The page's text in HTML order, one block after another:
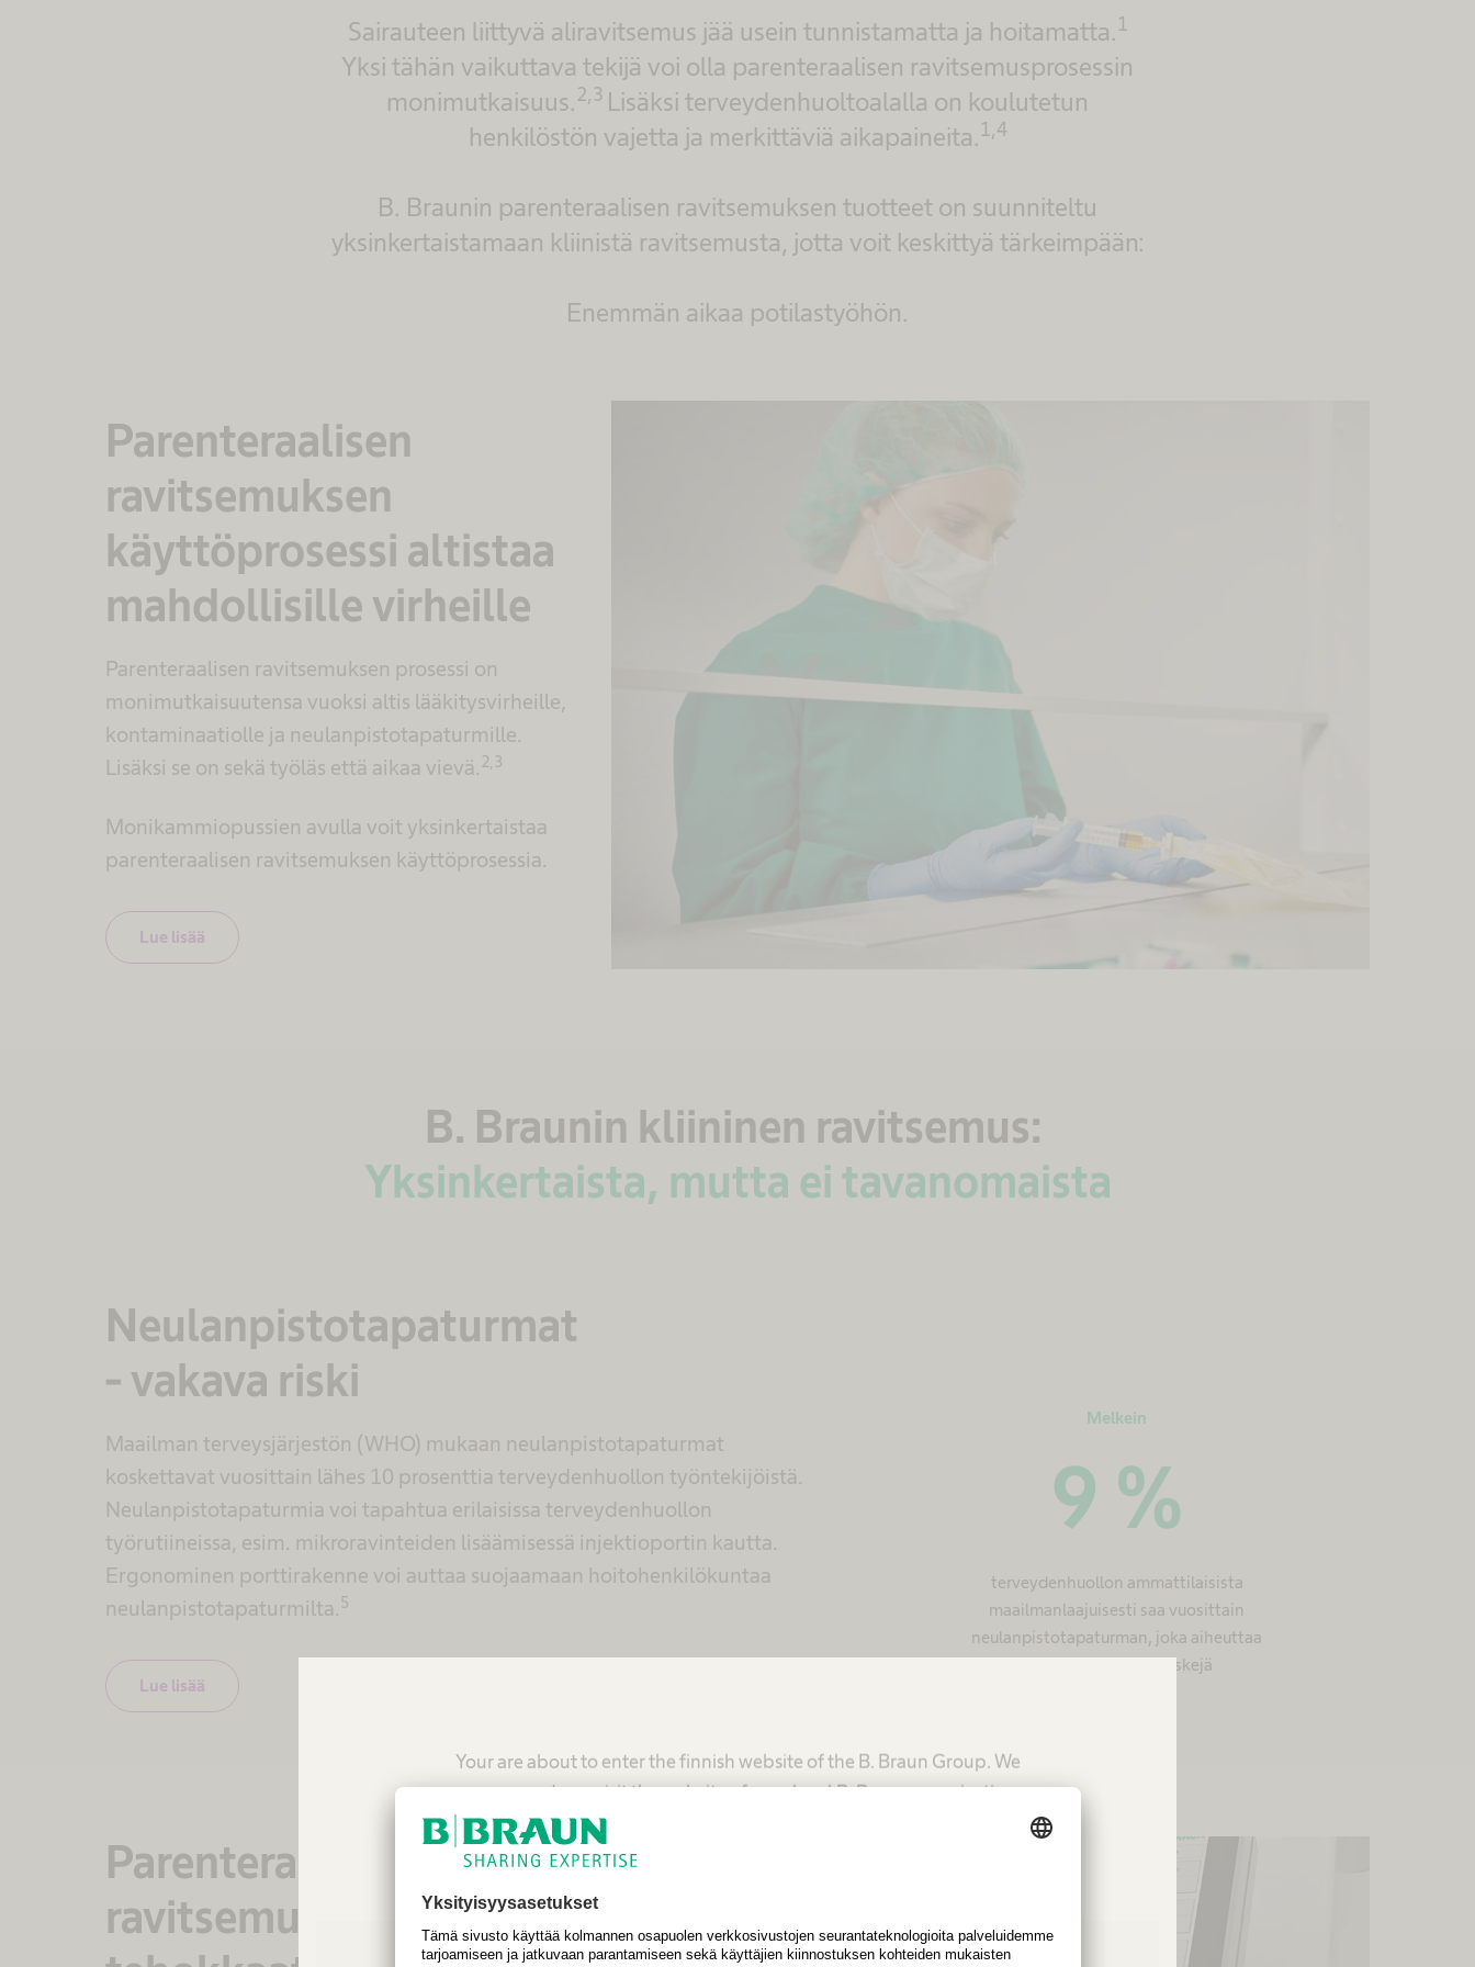
Your are about to enter the finnish website of the B. Braun Group. We
recommend you visit the website of your local B. Braun organization.
Sairauteen liittyvä aliravitsemus jää usein tunnistamatta ja hoitamatta. 1
Yksi tähän vaikuttava tekijä voi olla parenteraalisen ravitsemusprosessin
monimutkaisuus. 2,3 Lisäksi terveydenhuoltoalalla on koulutetun
henkilöstön vajetta ja merkittäviä aikapaineita. 1,4
B. Braunin parenteraalisen ravitsemuksen tuotteet on suunniteltu
yksinkertaistamaan kliinistä ravitsemusta, jotta voit keskittyä tärkeimpään:
Enemmän aikaa potilastyöhön.
Parenteraalisen
ravitsemuksen
käyttöprosessi altistaa
mahdollisille virheille
Parenteraalisen ravitsemuksen prosessi on
monimutkaisuutensa vuoksi altis lääkitysvirheille,
kontaminaatiolle ja neulanpistotapaturmille.
Lisäksi se on sekä työläs että aikaa vievä. 2,3
Monikammiopussien avulla voit yksinkertaistaa
parenteraalisen ravitsemuksen käyttöprosessia.
Lue lisää
B. Braunin kliininen ravitsemus:
Yksinkertaista, mutta ei tavanomaista
Neulanpistotapaturmat
- vakava riski
Maailman terveysjärjestön (WHO) mukaan neulanpistotapaturmat
koskettavat vuosittain lähes 10 prosenttia terveydenhuollon työntekijöistä.
Neulanpistotapaturmia voi tapahtua erilaisissa terveydenhuollon
työrutiineissa, esim. mikroravinteiden lisäämisessä injektioportin kautta.
Ergonominen porttirakenne voi auttaa suojaamaan hoitohenkilökuntaa
neulanpistotapaturmilta. 5
Lue lisää
Melkein
10%
terveydenhuollon ammattilaisista
maailmanlaajuisesti saa vuosittain
neulanpistotapaturman, joka aiheuttaa
merkittäviä terveysriskejä
Parenteraalisen
ravitsemuksen